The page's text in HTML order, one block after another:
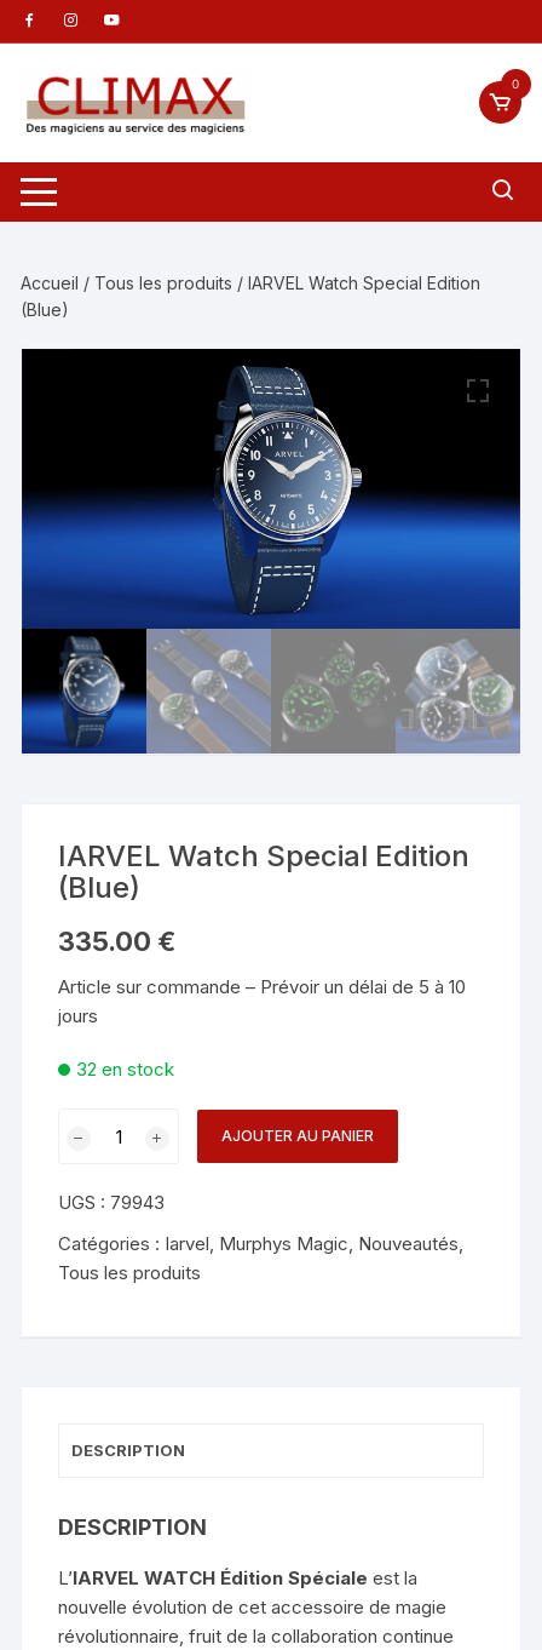
Aller
au
contenu
0
Accueil / Tous les produits / IARVEL Watch Special Edition
(Blue)
IARVEL Watch Special Edition
(Blue)
335.00 €
Article sur commande – Prévoir un délai de 5 à 10
jours
32 en stock
Watch
Special
Edition
AJOUTER AU PANIER
UGS : 79943
Catégories : Iarvel, Murphys Magic, Nouveautés,
Tous les produits
DESCRIPTION
DESCRIPTION
L’IARVEL WATCH Édition Spéciale est la
nouvelle évolution de cet accessoire de magie
révolutionnaire, fruit de la collaboration continue